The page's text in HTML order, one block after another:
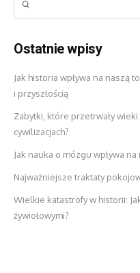
Ostatnie wpisy
Jak historia wpływa na naszą
i przyszłością
Zabytki, które przetrwały
cywilizacjach?
Jak nauka o mózgu wpływa
Najważniejsze traktaty
Wielkie katastrofy w historii:
żywiołowymi?